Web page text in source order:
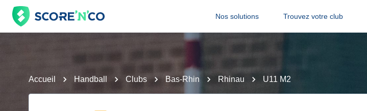
Nos solutions Trouvez votre club
Accueil Handball Clubs Bas-Rhin Rhinau U11 M2